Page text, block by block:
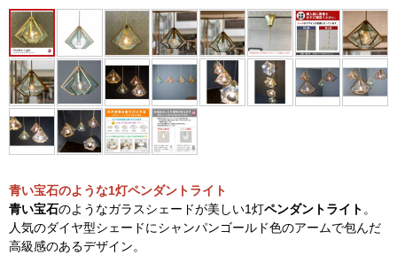
青い宝石のような1灯ペンダントライト
青い宝石のようなガラスシェードが美しい1灯ペンダントライト。
人気のダイヤ型シェードにシャンパンゴールド色のアームで包んだ
高級感のあるデザイン。